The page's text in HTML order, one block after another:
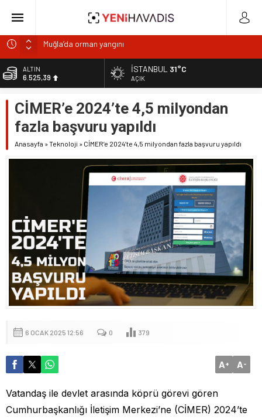
Muğla’da orman yangını
DOA’NIN BEDELİNİTÜKETİCİYE Mİ ÖDETİYORLAR?
e-Devlet’in en çok kullanılan uygulamaları SGK hizmetleri
oldu
“Kurumsaldır, hata yapmaz.” Demeyin!
Gıdada Güven Nerede Başlıyor, Nerede Bitiyor?
BİST
13.788,73
DOLAR
47,5954
EURO
İSTANBUL 31°C
AÇIK
CİMER’e 2024’te 4,5 milyondan
fazla başvuru yapıldı
Anasayfa »Teknoloji » CİMER’e 2024’te 4,5 milyondan fazla başvuru yapıldı
6 OCAK 2025 12:56 0 379
A+ A-
Vatandaş ile devlet arasında köprü görevi gören
Cumhurbaşkanlığı İletişim Merkezi’ne (CİMER) 2024’te